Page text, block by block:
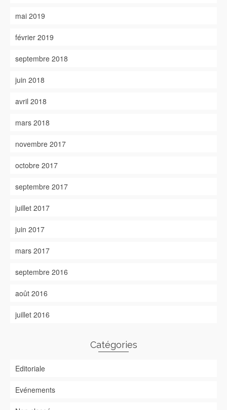
mai 2019
février 2019
septembre 2018
juin 2018
avril 2018
mars 2018
novembre 2017
octobre 2017
septembre 2017
juillet 2017
juin 2017
mars 2017
septembre 2016
août 2016
juillet 2016
Catégories
Editoriale
Evénements